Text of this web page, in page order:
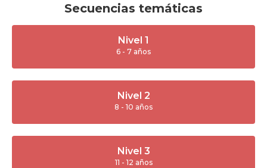
Secuencias temáticas
Nivel 1
6 - 7 años
Nivel 2
8 - 10 años
Nivel 3
11 - 12 años